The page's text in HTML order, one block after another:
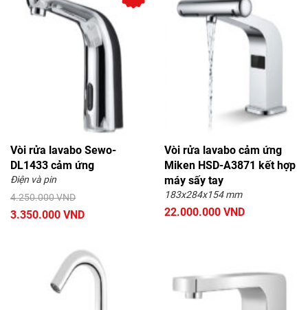
Vòi rửa lavabo Sewo-
DL1433 cảm ứng
Điện và pin
4.250.000 VND
3.350.000 VND
Vòi rửa lavabo cảm ứng
Miken HSD-A3871 kết hợp
máy sấy tay
183x284x154 mm
22.000.000 VND